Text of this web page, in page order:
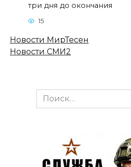
три дня до окончания
15
Новости МирТесен
Новости СМИ2
Search
for: